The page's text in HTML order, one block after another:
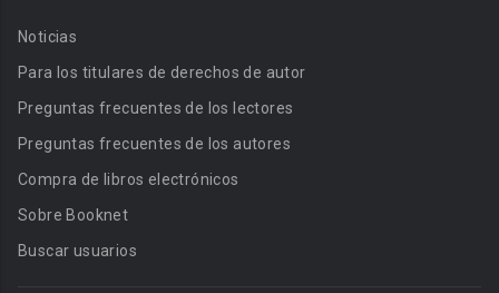
Noticias
Para los titulares de derechos de autor
Preguntas frecuentes de los lectores
Preguntas frecuentes de los autores
Compra de libros electrónicos
Sobre Booknet
Buscar usuarios